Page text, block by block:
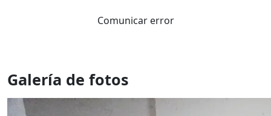
Comunicar error
Galería de fotos